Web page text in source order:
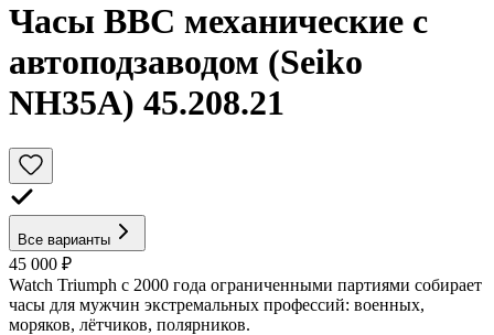
Часы ВВС механические с
автоподзаводом (Seiko
NH35A) 45.208.21
Все варианты
45 000 ₽
Watch Triumph с 2000 года ограниченными партиями собирает
часы для мужчин экстремальных профессий: военных,
моряков, лётчиков, полярников.